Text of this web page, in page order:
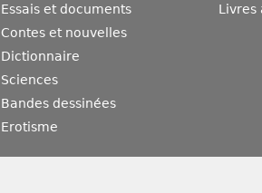
Essais et documents
Contes et nouvelles
Dictionnaire
Sciences
Bandes dessinées
Erotisme
Livres